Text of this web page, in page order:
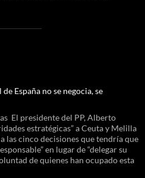
España no se negocia, se
El presidente del PP, Alberto
estratégicas” a Ceuta y Melilla
las cinco decisiones que tendría que
en lugar de “delegar su
de quienes han ocupado esta